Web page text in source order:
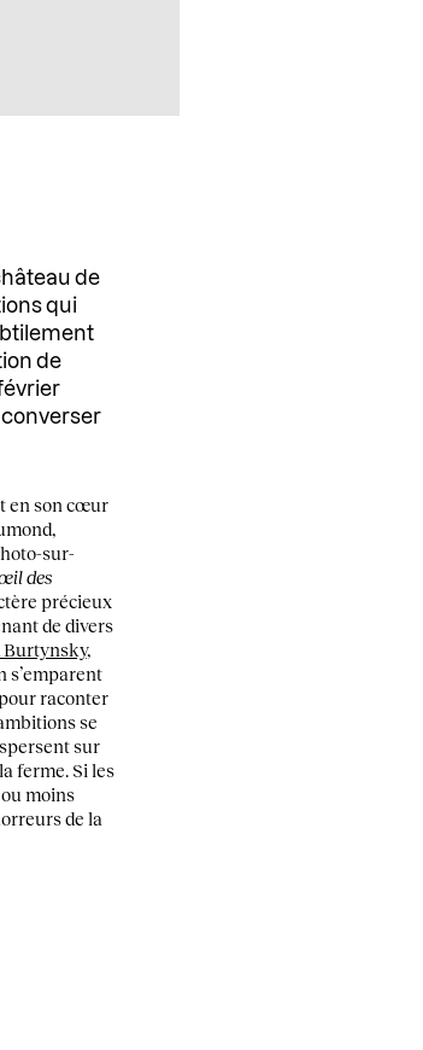
de
qui
de
en son cœur
sur-
des
précieux
de divers
Burtynsky,
s’emparent
raconter
se
sur
ferme. Si les
moins
de la